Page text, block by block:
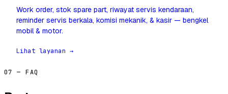
Work order, stok spare part, riwayat servis kendaraan,
reminder servis berkala, komisi mekanik, & kasir — bengkel
mobil & motor.
Lihat layanan →
07 — FAQ